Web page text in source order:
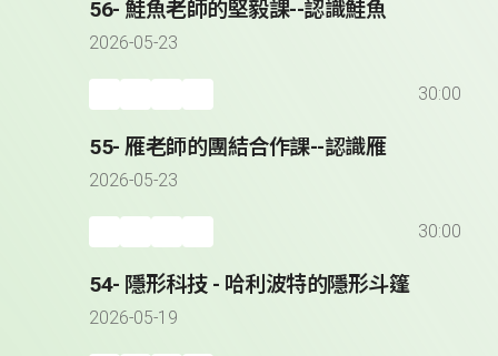
56- 鮭魚老師的堅毅課--認識鮭魚
2026-05-23
30:00
55- 雁老師的團結合作課--認識雁
2026-05-23
30:00
54- 隱形科技 - 哈利波特的隱形斗篷
2026-05-19